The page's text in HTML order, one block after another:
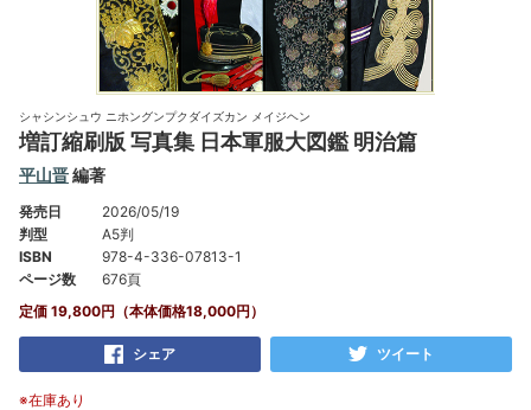
シャシンシュウ ニホングンプクダイズカン メイジヘン
増訂縮刷版 写真集 日本軍服大図鑑 明治篇
平山晋編著
発売日
2026/05/19
判型
A5判
ISBN
978-4-336-07813-1
ページ数
676頁
定価 19,800円（本体価格18,000円）
シェア ツイート
※在庫あり